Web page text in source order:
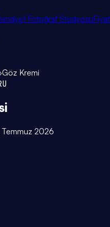
Fotoğraf Stüdyosu
›Göz Kremi
2026